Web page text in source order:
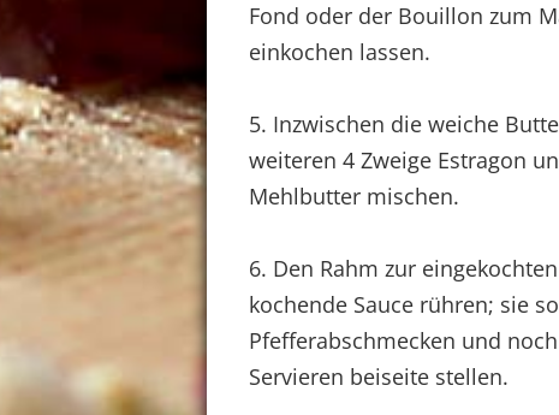
Fond oder der Bouillon zum
einkochen lassen.
5. Inzwischen die weiche
weiteren 4 Zweige Estragon
Mehlbutter mischen.
6. Den Rahm zur
kochende Sauce rühren; sie
Pfefferabschmecken und
Servieren beiseite stellen.